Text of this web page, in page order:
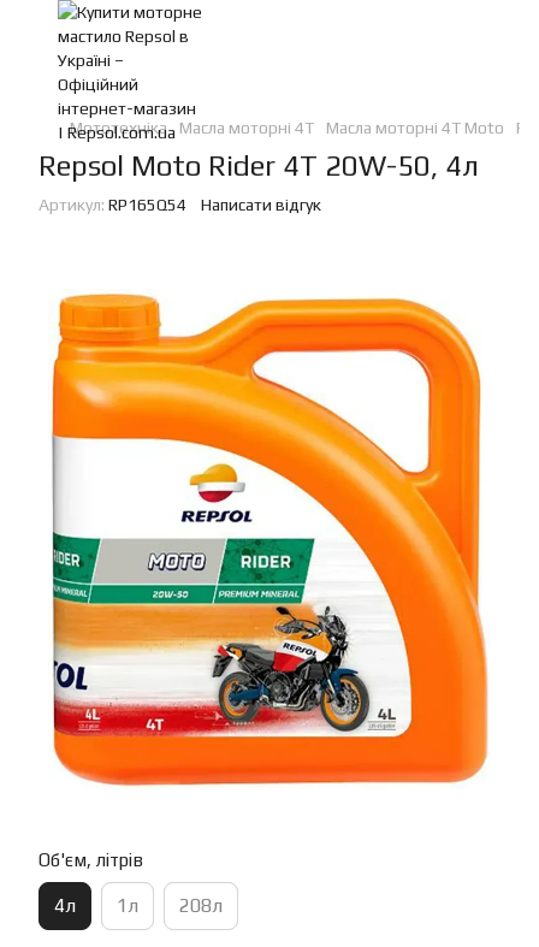
Мототехніка Масла моторні 4Т Масла моторні 4Т Moto
Repsol Moto Rider 4T 20W-50, 4л
Артикул: RP165Q54 Написати відгук
Об'єм, літрів
4л 1л 208л